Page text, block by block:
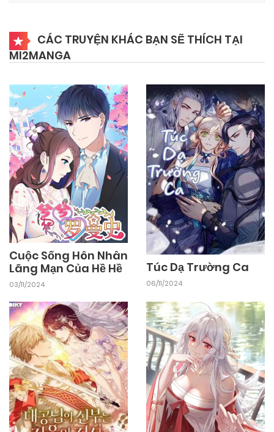
CÁC TRUYỆN KHÁC BẠN SẼ THÍCH TẠI
MI2MANGA
Cuộc Sống Hôn Nhân
Lãng Mạn Của Hề Hề
03/11/2024
Túc Dạ Trường Ca
06/11/2024